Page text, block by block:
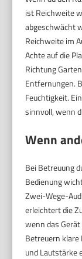
ist Reichweite
abgeschwächt
Reichweite im
Achte auf die
Richtung
Entfernungen.
Feuchtigkeit.
sinnvoll, wenn
Wenn
Bei Betreuung
Bedienung
Zwei-Wege-
erleichtert die
wenn das Gerät
Betreuern klare
und Lautstärke